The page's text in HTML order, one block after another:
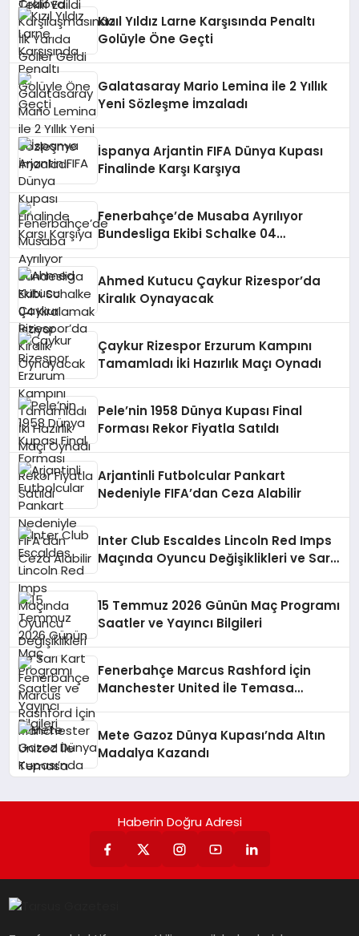
Kızıl Yıldız Larne Karşısında Penaltı
Golüyle Öne Geçti
Galatasaray Mario Lemina ile 2 Yıllık
Yeni Sözleşme İmzaladı
İspanya Arjantin FIFA Dünya Kupası
Finalinde Karşı Karşıya
Fenerbahçe’de Musaba Ayrılıyor
Bundesliga Ekibi Schalke 04
Ahmed Kutucu Çaykur Rizespor’da
Kiralık Oynayacak
Çaykur Rizespor Erzurum Kampını
Tamamladı İki Hazırlık Maçı Oynadı
Pele’nin 1958 Dünya Kupası Final
Forması Rekor Fiyatla Satıldı
Arjantinli Futbolcular Pankart
Nedeniyle FIFA’dan Ceza Alabilir
Inter Club Escaldes Lincoln Red Imps
Maçında Oyuncu Değişiklikleri ve Sarı
15 Temmuz 2026 Günün Maç Programı
Saatler ve Yayıncı Bilgileri
Fenerbahçe Marcus Rashford İçin
Manchester United İle Temasa
Mete Gazoz Dünya Kupası’nda Altın
Madalya Kazandı
Haberin Doğru Adresi